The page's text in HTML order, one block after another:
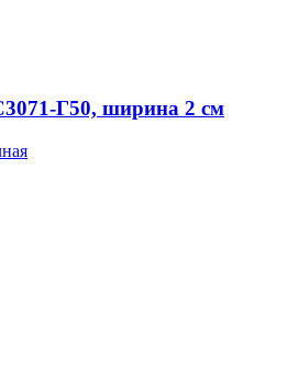
Г50, ширина 2 см